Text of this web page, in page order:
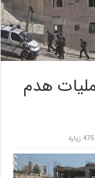
هدم
475 زيارة